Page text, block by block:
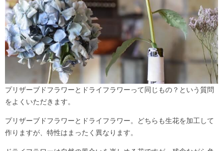
プリザーブドフラワーとドライフラワーって同じもの？という質問
をよくいただきます。
プリザーブドフラワーとドライフラワー。どちらも生花を加工して
作りますが、特性はまったく異なります。